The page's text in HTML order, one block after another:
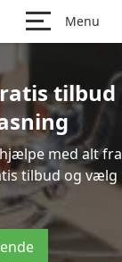
Menu
tilbud
med alt fra
tilbud og vælg